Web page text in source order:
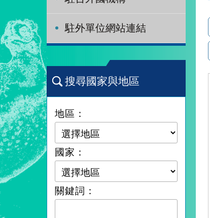
駐外單位網站連結
搜尋國家與地區
地區：
國家：
關鍵詞：